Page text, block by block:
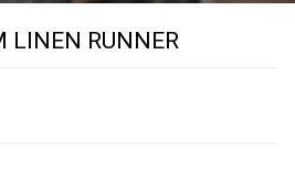
LINEN RUNNER